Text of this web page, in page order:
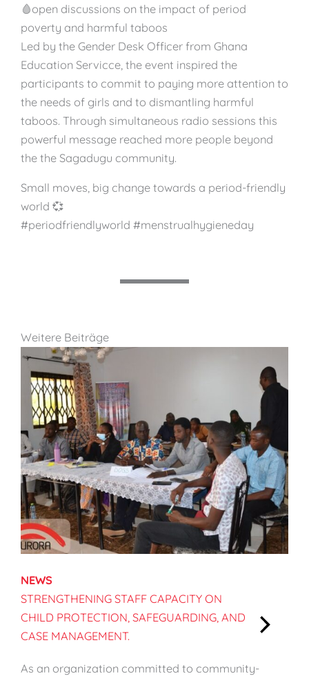
🩸open discussions on the impact of period
poverty and harmful taboos
Led by the Gender Desk Officer from Ghana
Education Servicce, the event inspired the
participants to commit to paying more attention to
the needs of girls and to dismantling harmful
taboos. Through simultaneous radio sessions this
powerful message reached more people beyond
the the Sagadugu community.
Small moves, big change towards a period-friendly
world 💞
#periodfriendlyworld #menstrualhygieneday
Weitere Beiträge
NEWS
STRENGTHENING STAFF CAPACITY ON
CHILD PROTECTION, SAFEGUARDING, AND
CASE MANAGEMENT.
As an organization committed to community-